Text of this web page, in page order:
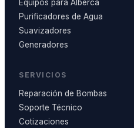
Equipos para Alberca
Purificadores de Agua
Suavizadores
Generadores
SERVICIOS
Reparación de Bombas
Soporte Técnico
Cotizaciones